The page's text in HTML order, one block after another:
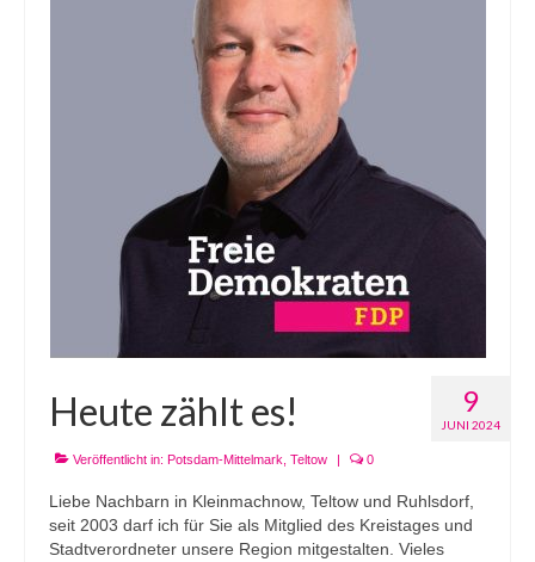
9
JUNI 2024
Heute zählt es!
Veröffentlicht in: Potsdam-Mittelmark Teltow | 0
Liebe Nachbarn in Kleinmachnow, Teltow und Ruhlsdorf,
seit 2003 darf ich für Sie als Mitglied des Kreistages und
Stadtverordneter unsere Region mitgestalten. Vieles